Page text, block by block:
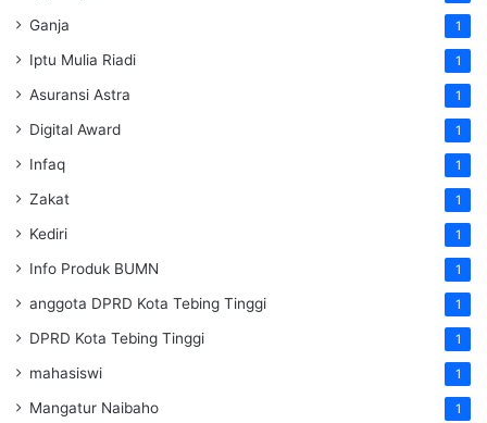
Ganja 1
Iptu Mulia Riadi 1
Asuransi Astra 1
Digital Award 1
Infaq 1
Zakat 1
Kediri 1
Info Produk BUMN 1
anggota DPRD Kota Tebing Tinggi 1
DPRD Kota Tebing Tinggi 1
mahasiswi 1
Mangatur Naibaho 1